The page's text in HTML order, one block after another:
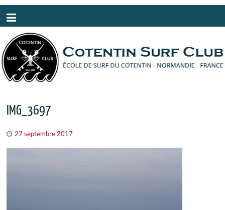
IMG_3697
27 septembre 2017
Panneau de gestion des cookies